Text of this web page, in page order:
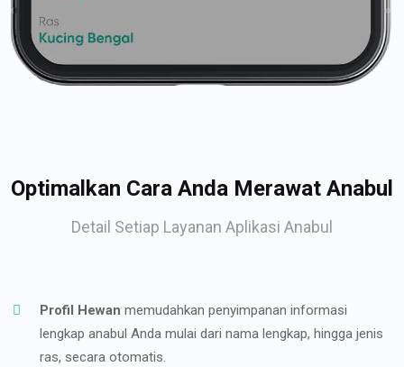
Optimalkan Cara Anda Merawat Anabul
Detail Setiap Layanan Aplikasi Anabul
Profil Hewan memudahkan penyimpanan informasi
lengkap anabul Anda mulai dari nama lengkap, hingga jenis
ras, secara otomatis.